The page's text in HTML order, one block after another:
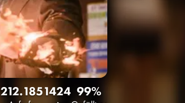
212.1851424 99%